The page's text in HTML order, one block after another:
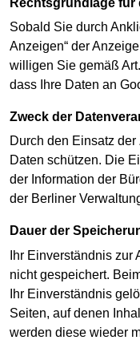
Sobald Sie durch
Anzeigen“ der
willigen Sie gemäß
dass Ihre Daten an
Zweck der
Durch den Einsatz
Daten schützen. Die
der Information der
der Berliner
Dauer der
Ihr Einverständnis
nicht gespeichert.
Ihr Einverständnis
Seiten, auf denen
werden diese wieder